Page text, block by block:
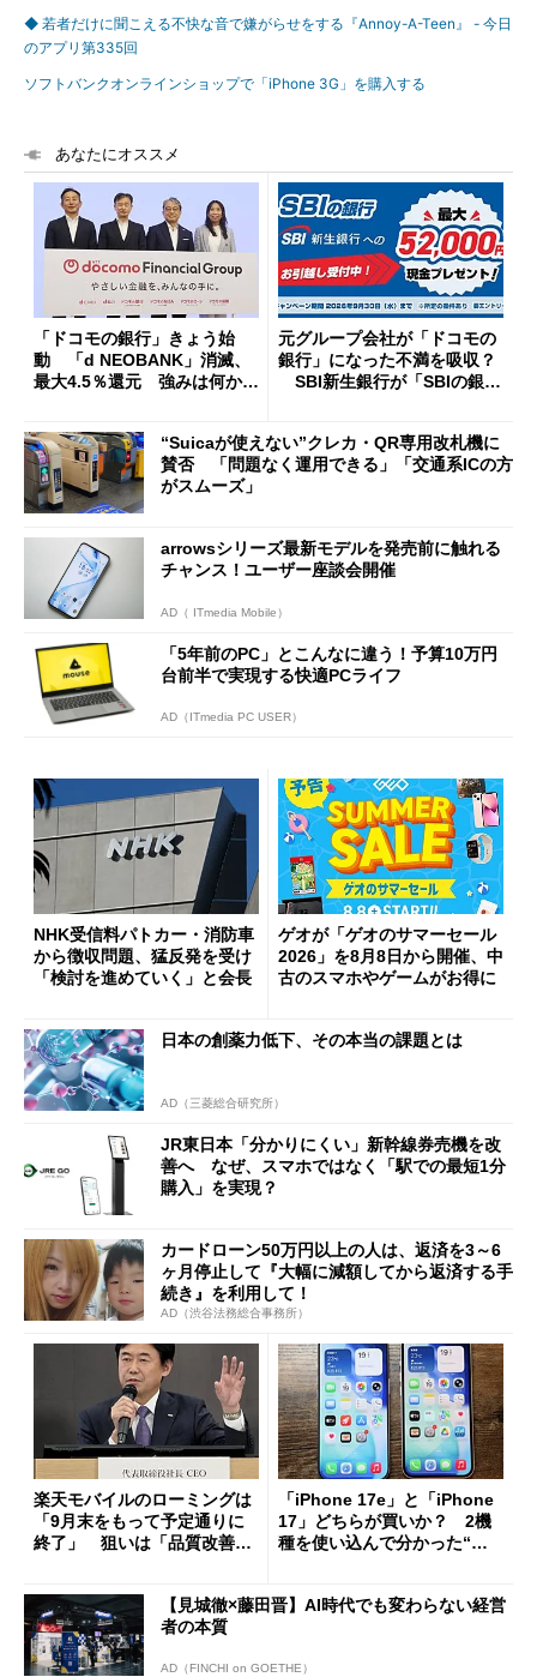
◆ 若者だけに聞こえる不快な音で嫌がらせをする『Annoy-A-Teen』 - 今日
のアプリ第335回
ソフトバンクオンラインショップで「iPhone 3G」を購入する
あなたにオススメ
「ドコモの銀行」きょう始
動 「d NEOBANK」消滅、
最大4.5％還元 強みは何か解
元グループ会社が「ドコモの
銀行」になった不満を吸収？
SBI新生銀行が「SBIの銀
開催
“Suicaが使えない”クレカ・QR専用改札機に
賛否 「問題なく運用できる」「交通系ICの方
がスムーズ」
arrowsシリーズ最新モデルを発売前に触れる
チャンス！ユーザー座談会開催
AD（ ITmedia Mobile）
「5年前のPC」とこんなに違う！予算10万円
台前半で実現する快適PCライフ
AD（ITmedia PC USER）
NHK受信料パトカー・消防車
から徴収問題、猛反発を受け
「検討を進めていく」と会長
ゲオが「ゲオのサマーセール
2026」を8月8日から開催、中
古のスマホやゲームがお得に
日本の創薬力低下、その本当の課題とは
AD（三菱総合研究所）
JR東日本「分かりにくい」新幹線券売機を改
善へ なぜ、スマホではなく「駅での最短1分
購入」を実現？
カードローン50万円以上の人は、返済を3～6
ヶ月停止して『大幅に減額してから返済する手
続き』を利用して！
AD（渋谷法務総合事務所）
楽天モバイルのローミングは
「9月末をもって予定通りに
終了」 狙いは「品質改善」
も
「iPhone 17e」と「iPhone
17」どちらが買いか？ 2機
種を使い込んで分かった“ス
【見城徹×藤田晋】AI時代でも変わらない経営
者の本質
AD（FINCHI on GOETHE）